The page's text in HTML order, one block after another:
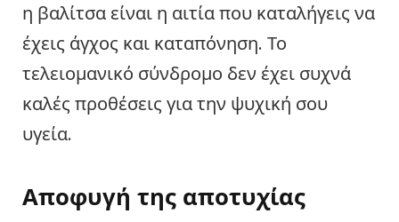
η βαλίτσα είναι η αιτία που καταλήγεις να
έχεις άγχος και καταπόνηση. Το
τελειομανικό σύνδρομο δεν έχει συχνά
καλές προθέσεις για την ψυχική σου
υγεία.
Αποφυγή της αποτυχίας